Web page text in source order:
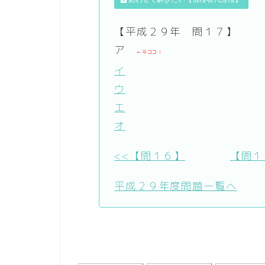
【平成２９年 問１７】
ア
←今ココ！
イ
ウ
エ
オ
<<【問１６】 【問
平成２９年度問題一覧へ